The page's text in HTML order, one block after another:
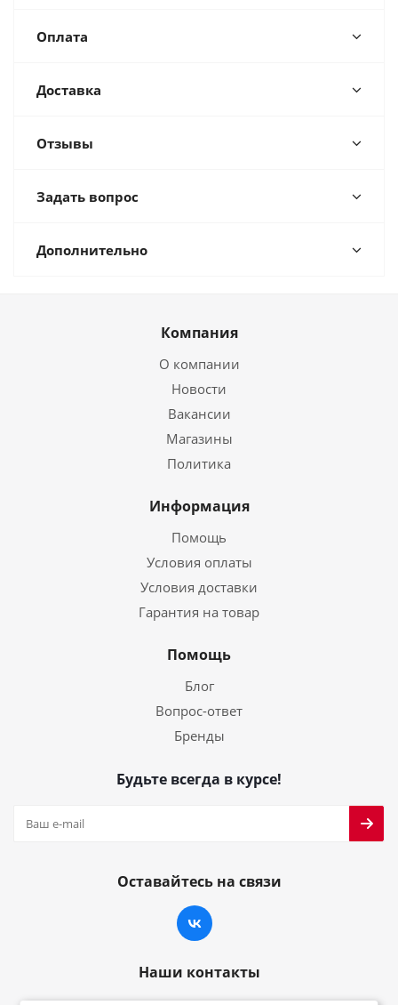
Оплата
Доставка
Отзывы
Задать вопрос
Дополнительно
Компания
О компании
Новости
Вакансии
Магазины
Политика
Информация
Помощь
Условия оплаты
Условия доставки
Гарантия на товар
Помощь
Блог
Вопрос-ответ
Бренды
Будьте всегда в курсе!
Оставайтесь на связи
Наши контакты